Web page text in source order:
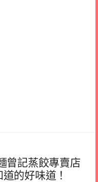
曾記蒸餃專賣店
的好味道！